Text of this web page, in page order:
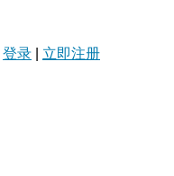
登录 立即注册